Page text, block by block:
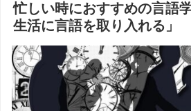
忙しい時におすすめの言語
生活に言語を取り入れる」